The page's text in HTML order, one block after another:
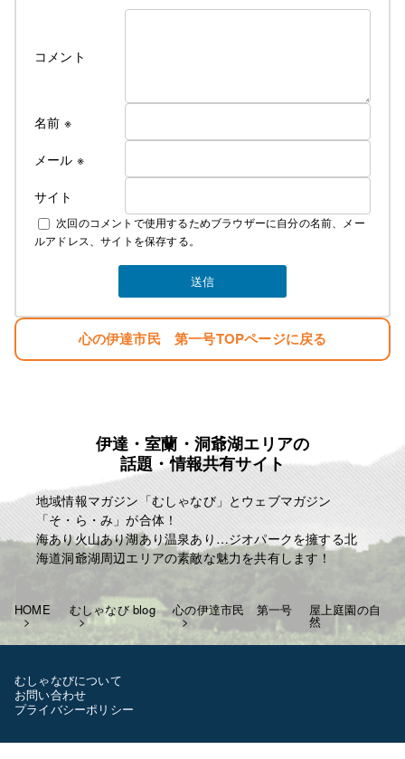
コメント
名前 ※
メール ※
サイト
次回のコメントで使用するためブラウザーに自分の名前、メー
ルアドレス、サイトを保存する。
心の伊達市民 第一号TOPページに戻る
伊達・室蘭・洞爺湖エリアの
話題・情報共有サイト
地域情報マガジン「むしゃなび」とウェブマガジン
「そ・ら・み」が合体！
海あり火山あり湖あり温泉あり…ジオパークを擁する北
海道洞爺湖周辺エリアの素敵な魅力を共有します！
HOME むしゃなび blog 心の伊達市民 第一号 屋上庭園の自
然
むしゃなびについて
お問い合わせ
プライバシーポリシー